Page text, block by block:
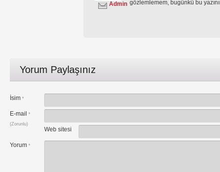
gözlemlemem, bugünkü bu
Admin
Yorum Paylaşınız
İsim *
E-mail
*
(Zorunlu)
Web sitesi
Yorum *